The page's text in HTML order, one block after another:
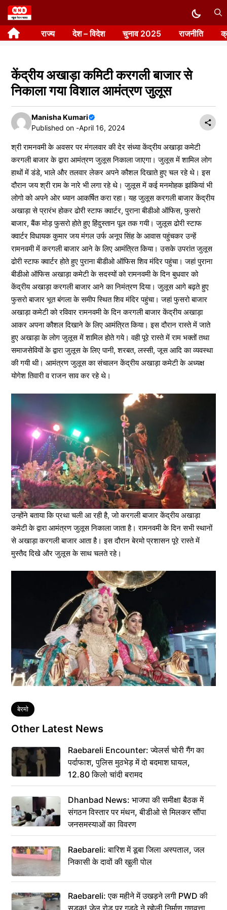
Skip
to
content राज्य देश – विदेश चुनाव 2025 राजनीति
केंद्रीय अखाड़ा कमिटी करगली बाजार से
निकाला गया विशाल आमंत्रण जुलूस
Manisha Kumari
Published on -April 16, 2024
श्री रामनवमी के अवसर पर मंगलवार की देर संध्या केंद्रीय अखाड़ा कमेटी
करगली बाजार के द्वारा आमंत्रण जुलूस निकाला जाएगा। जुलूस में शामिल लोग
हाथों में डंडे, भाले और तलवार लेकर अपने कौशल दिखाते हुए चल रहे थे। इस
दौरान जय श्री राम के नारे भी लगा रहे थे। जुलूस में कई मनमोहक झांकियां भी
लोगो को अपने ओर ध्यान आकर्षित करा रहा। यह जुलूस करगली बाजार केंद्रीय
अखाड़ा से प्रारंभ होकर ढोरी स्टाफ क्वार्टर, पुराना बीडीओ ऑफिस, फुसरो
बाजार, बैंक मोड़ फुसरो होते हुए हिंदुस्तान पूल तक गयी। जुलूस ढोरी स्टाफ
क्वार्टर विधायक कुमार जय मंगल उर्फ अनूप सिंह के आवास पहुंचकर उन्हें
रामनवमी में करगली बाजार आने के लिए आमंत्रित किया। उसके उपरांत जुलूस
ढोरी स्टाफ क्वार्टर होते हुए पुराना बीडीओ ऑफिस शिव मंदिर पहुंचा। जहां पुराना
बीडीओ ऑफिस अखाड़ा कमेटी के सदस्यों को रामनवमी के दिन बुधवार को
केंद्रीय अखाड़ा करगली बाजार आने का निमंत्रण दिया। जुलूस आगे बढ़ते हुए
फुसरो बाजार भूत बंगला के समीप स्थित शिव मंदिर पहुंचा। जहां फुसरो बाजार
अखाड़ा कमेटी को रविवार रामनवमी के दिन करगली बाजार केंद्रीय अखाड़ा
आकर अपना कौशल दिखाने के लिए आमंत्रित किया। इस दौरान रास्ते में जाते
हुए अखाड़ा के लोग जुलूस में शामिल होते गये। वही पूरे रास्ते में राम भक्तों तथा
समाजसेवियों के द्वारा जुलूस के लिए पानी, शरबत, लस्सी, जूस आदि का व्यवस्था
की गयी थी। आमंत्रण जुलूस का संचालन केंद्रीय अखाड़ा कमेटी के अध्यक्ष
योगेश तिवारी व राजन साव कर रहे थे।
उन्होंने बताया कि प्रथा चली आ रही है, जो करगली बाजार केंद्रीय अखाड़ा
कमेटी के द्वारा आमंत्रण जुलूस निकाला जाता है। रामनवमी के दिन सभी स्थानों
से अखाड़ा करगली बाजार आता है। इस दौरान बेरमो प्रशासन पूरे रास्ते में
मुस्तैद दिखे और जुलूस के साथ चलते रहे।
Tags
बेरमो
Other Latest News
Raebareli Encounter: ज्वेलर्स चोरी गैंग का
पर्दाफाश, पुलिस मुठभेड़ में दो बदमाश घायल,
12.80 किलो चांदी बरामद
Dhanbad News: भाजपा की समीक्षा बैठक में
संगठन विस्तार पर मंथन, बीडीओ से मिलकर सौंपा
जनसमस्याओं का विवरण
Raebareli: बारिश में डूबा जिला अस्पताल, जल
निकासी के दावों की खुली पोल
Raebareli: एक महीने में उखड़ने लगी PWD की